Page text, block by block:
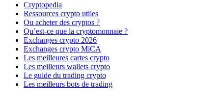
Cryptopedia
Ressources crypto utiles
Ou acheter des cryptos ?
Qu’est-ce que la cryptomonnaie ?
Exchanges crypto 2026
Exchanges crypto MiCA
Les meilleures cartes crypto
Les meilleurs wallets crypto
Le guide du trading crypto
Les meilleurs bots de trading